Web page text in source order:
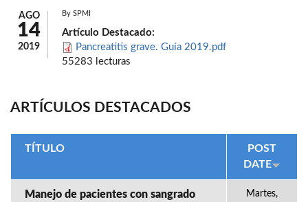
AGO
14
2019
By SPMI
Artículo Destacado:
Pancreatitis grave. Guía 2019.pdf
55283 lecturas
ARTÍCULOS DESTACADOS
TÍTULO
POST
DATE
Manejo de pacientes con sangrado
Martes,